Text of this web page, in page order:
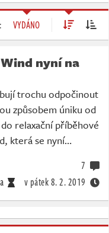
VYDÁNO
nyní na
trochu odpočinout
způsobem úniku od
relaxační příběhové
která se nyní…
v pátek8. 2. 2019
7